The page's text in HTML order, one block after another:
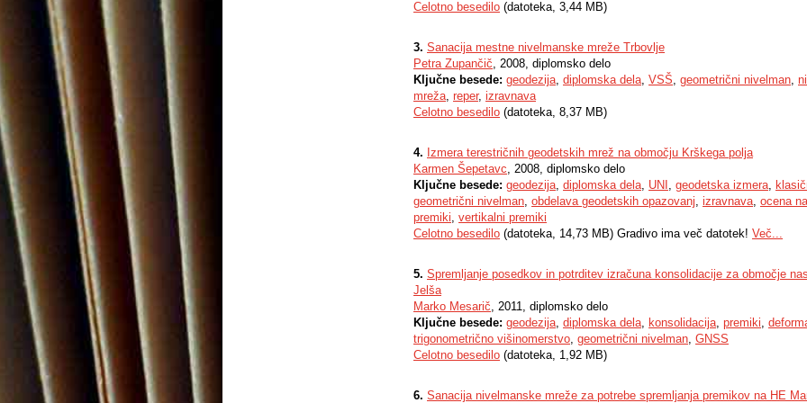
Celotno besedilo (datoteka, 3,44 MB)
3. Sanacija mestne nivelmanske mreže Trbovlje
Petra Zupančič, 2008, diplomsko delo
Ključne besede: geodezija, diplomska dela, VSŠ, geometrični nivelman,
mreža, reper, izravnava
Celotno besedilo (datoteka, 8,37 MB)
4. Izmera terestričnih geodetskih mrež na območju Krškega polja
Karmen Šepetavc, 2008, diplomsko delo
Ključne besede: geodezija, diplomska dela, UNI , geodetska izmera,
geometrični nivelman, obdelava geodetskih opazovanj, izravnava, ocena
premiki, vertikalni premiki
Celotno besedilo (datoteka, 14,73 MB) Gradivo ima več datotek! Več...
5. Spremljanje posedkov in potrditev izračuna konsolidacije za območje
Jelša
Marko Mesarič, 2011, diplomsko delo
Ključne besede: geodezija, diplomska dela, konsolidacija, premiki,
trigonometrično višinomerstvo, geometrični nivelman, GNSS
Celotno besedilo (datoteka, 1,92 MB)
6. Sanacija nivelmanske mreže za potrebe spremljanja premikov na HE